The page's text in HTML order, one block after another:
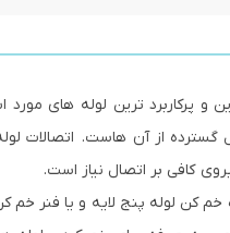
و پرکاربرد ترین لوله های
گسترده از آن هاست. اتصالات
کافی بر اتصال نیاز است.
کن لوله پنج لایه و یا فنر خم